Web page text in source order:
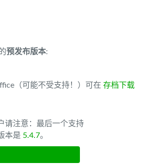
预发布版本:
（可能不受支持！）可在 存档下载
请注意：最后一个支持
本是 5.4.7。